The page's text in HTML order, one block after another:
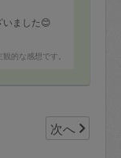
いました😊
的な感想です。
次へ